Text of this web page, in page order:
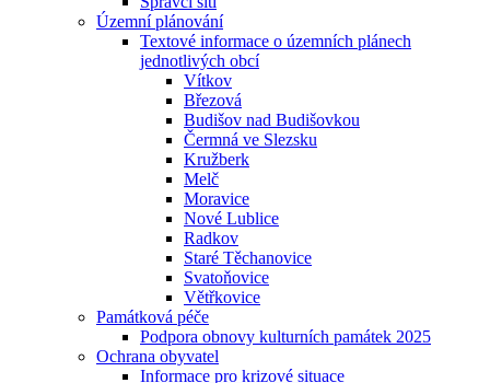
Územní plánování
Textové informace o územních plánech
jednotlivých obcí
Vítkov
Březová
Budišov nad Budišovkou
Čermná ve Slezsku
Kružberk
Melč
Moravice
Nové Lublice
Radkov
Staré Těchanovice
Svatoňovice
Větřkovice
Památková péče
Podpora obnovy kulturních památek 2025
Ochrana obyvatel
Informace pro krizové situace